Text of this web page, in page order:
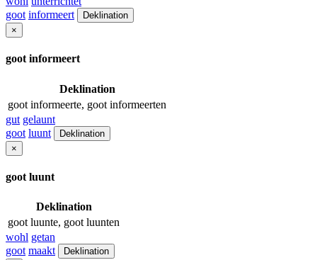
goot informeert
Deklination
×
goot informeert
Deklination
goot informeerte, goot informeerten
gut gelaunt
goot luunt
Deklination
×
goot luunt
Deklination
goot luunte, goot luunten
wohl getan
goot maakt
Deklination